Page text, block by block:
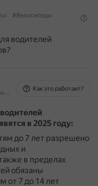
#Велосипеды
водителей
На основе источников, возможны неточности
Как это работает?
в 2025 году:
до 7 лет разрешено
и
в пределах
обязаны
от 7 до 14 лет